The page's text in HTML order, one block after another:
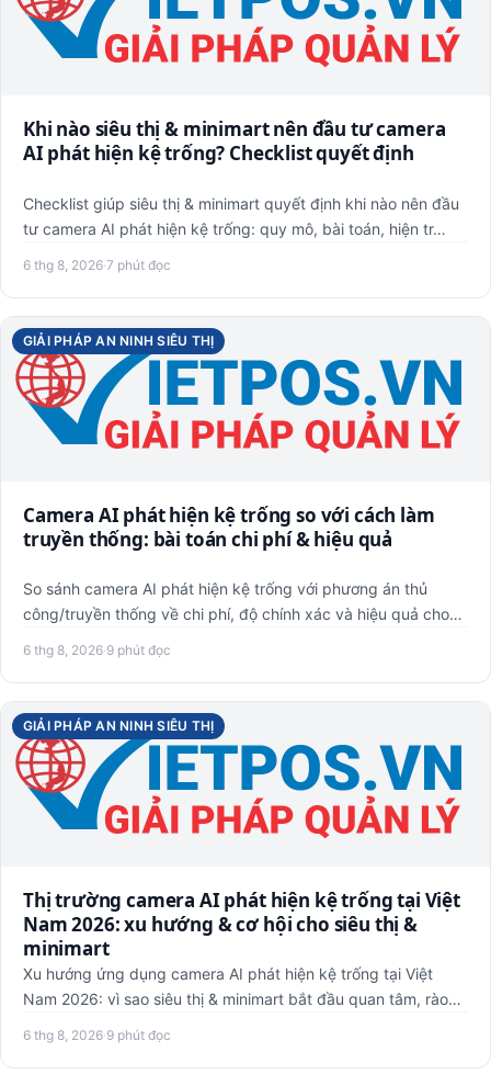
Khi nào siêu thị & minimart nên đầu tư camera
AI phát hiện kệ trống? Checklist quyết định
Checklist giúp siêu thị & minimart quyết định khi nào nên đầu
tư camera AI phát hiện kệ trống: quy mô, bài toán, hiện tr…
6 thg 8, 2026·7 phút đọc
GIẢI PHÁP AN NINH SIÊU THỊ
Camera AI phát hiện kệ trống so với cách làm
truyền thống: bài toán chi phí & hiệu quả
So sánh camera AI phát hiện kệ trống với phương án thủ
công/truyền thống về chi phí, độ chính xác và hiệu quả cho
6 thg 8, 2026·9 phút đọc
GIẢI PHÁP AN NINH SIÊU THỊ
Thị trường camera AI phát hiện kệ trống tại Việt
Nam 2026: xu hướng & cơ hội cho siêu thị &
minimart
Xu hướng ứng dụng camera AI phát hiện kệ trống tại Việt
Nam 2026: vì sao siêu thị & minimart bắt đầu quan tâm, rào
6 thg 8, 2026·9 phút đọc